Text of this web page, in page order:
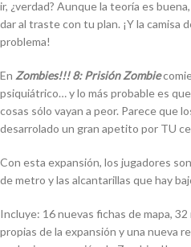
ir, ¿verdad? Aunque la teoría es
dar al traste con tu plan. ¡Y la camisa
problema!
En Zombies!!! 8: Prisión Zombie
psiquiátrico… y lo más probable es
cosas sólo vayan a peor. Parece que
desarrolado un gran apetito por TU
Con esta expansión, los jugadores
de metro y las alcantarillas que hay
Incluye: 16 nuevas fichas de mapa,
propias de la expansión y una nueva